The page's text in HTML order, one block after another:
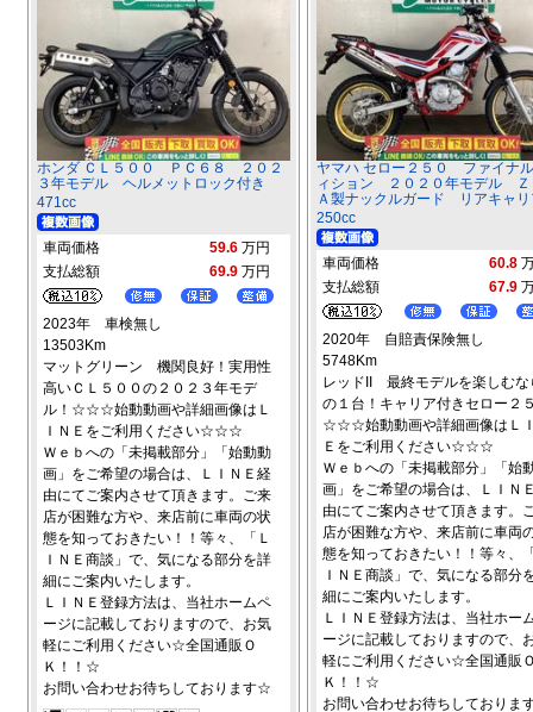
ホンダ ＣＬ５００ ＰＣ６８ ２０２
３年モデル ヘルメットロック付き
471cc
車両価格 59.6 万円
支払総額
69.9 万円
2023年 車検無し
13503Km
マットグリーン 機関良好！実用性
高いＣＬ５００の２０２３年モデ
ル！☆☆☆始動動画や詳細画像はＬ
ＩＮＥをご利用ください☆☆☆
Ｗｅｂへの「未掲載部分」「始動動
画」をご希望の場合は、ＬＩＮＥ経
由にてご案内させて頂きます。ご来
店が困難な方や、来店前に車両の状
態を知っておきたい！！等々、「Ｌ
ＩＮＥ商談」で、気になる部分を詳
細にご案内いたします。
ＬＩＮＥ登録方法は、当社ホームペ
ージに記載しておりますので、お気
軽にご利用ください☆全国通販Ｏ
Ｋ！！☆
お問い合わせお待ちしております☆
ヤマハ セロー２５０ ファイナ
ィション ２０２０年モデル Ｚ
Ａ製ナックルガード リアキャリ
250cc
車両価格 60.8
支払総額
67.9
2020年 自賠責保険無し
5748Km
レッドII 最終モデルを楽しむな
の１台！キャリア付きセロー２
☆☆☆始動動画や詳細画像はＬ
Ｅをご利用ください☆☆☆
Ｗｅｂへの「未掲載部分」「始
画」をご希望の場合は、ＬＩＮ
由にてご案内させて頂きます。
店が困難な方や、来店前に車両
態を知っておきたい！！等々、
ＩＮＥ商談」で、気になる部分
細にご案内いたします。
ＬＩＮＥ登録方法は、当社ホー
ージに記載しておりますので、
軽にご利用ください☆全国通販
Ｋ！！☆
お問い合わせお待ちしておりま